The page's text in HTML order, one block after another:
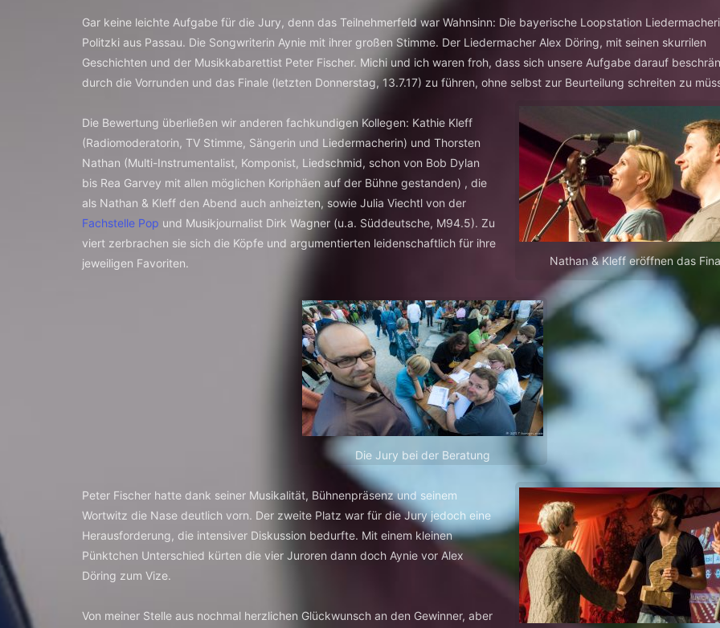
Gar keine leichte Aufgabe für die Jury, denn das Teilnehmerfeld war Wahnsinn: Die bayerische Loopstation
Politzki aus Passau. Die Songwriterin Aynie mit ihrer großen Stimme. Der Liedermacher Alex Döring, mit seinen skurrilen
Geschichten und der Musikkabarettist Peter Fischer. Michi und ich waren froh, dass sich unsere Aufgabe darauf
durch die Vorrunden und das Finale (letzten Donnerstag, 13.7.17) zu führen, ohne selbst zur Beurteilung schreiten zu
Nathan & Kleff eröffnen das
Die Bewertung überließen wir anderen fachkundigen Kollegen: Kathie Kleff
(Radiomoderatorin, TV Stimme, Sängerin und Liedermacherin) und Thorsten
Nathan (Multi-Instrumentalist, Komponist, Liedschmid, schon von Bob Dylan
bis Rea Garvey mit allen möglichen Koriphäen auf der Bühne gestanden) , die
als Nathan & Kleff den Abend auch anheizten, sowie Julia Viechtl von der
Fachstelle Pop und Musikjournalist Dirk Wagner (u.a. Süddeutsche, M94.5). Zu
viert zerbrachen sie sich die Köpfe und argumentierten leidenschaftlich für ihre
jeweiligen Favoriten.
Die Jury bei der Beratung
Peter Fischer hatte dank seiner Musikalität, Bühnenpräsenz und seinem
Wortwitz die Nase deutlich vorn. Der zweite Platz war für die Jury jedoch eine
Herausforderung, die intensiver Diskussion bedurfte. Mit einem kleinen
Pünktchen Unterschied kürten die vier Juroren dann doch Aynie vor Alex
Döring zum Vize.
Von meiner Stelle aus nochmal herzlichen Glückwunsch an den Gewinner, aber